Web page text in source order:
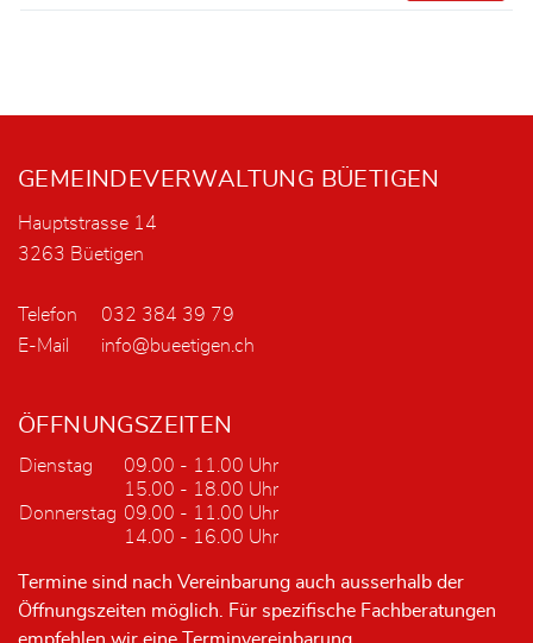
Fusszeile
GEMEINDEVERWALTUNG BÜETIGEN
Hauptstrasse 14
3263 Büetigen
Telefon
032 384 39 79
E-Mail
info@bueetigen.ch
ÖFFNUNGSZEITEN
Dienstag
09.00 - 11.00 Uhr
15.00 - 18.00 Uhr
Donnerstag 09.00 - 11.00 Uhr
14.00 - 16.00 Uhr
Termine sind nach Vereinbarung auch ausserhalb der
Öffnungszeiten möglich. Für spezifische Fachberatungen